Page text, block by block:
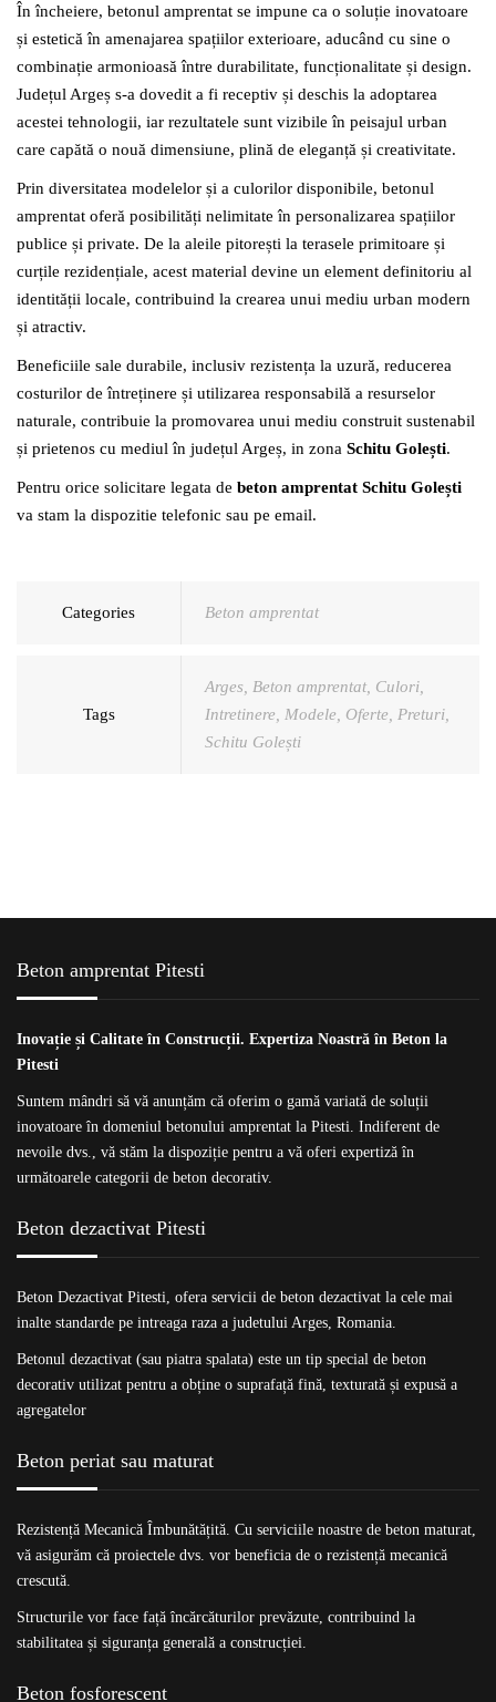
În încheiere, betonul amprentat se impune ca o soluție inovatoare
și estetică în amenajarea spațiilor exterioare, aducând cu sine o
combinație armonioasă între durabilitate, funcționalitate și design.
Județul Argeș s-a dovedit a fi receptiv și deschis la adoptarea
acestei tehnologii, iar rezultatele sunt vizibile în peisajul urban
care capătă o nouă dimensiune, plină de eleganță și creativitate.
Prin diversitatea modelelor și a culorilor disponibile, betonul
amprentat oferă posibilități nelimitate în personalizarea spațiilor
publice și private. De la aleile pitorești la terasele primitoare și
curțile rezidențiale, acest material devine un element definitoriu al
identității locale, contribuind la crearea unui mediu urban modern
și atractiv.
Beneficiile sale durabile, inclusiv rezistența la uzură, reducerea
costurilor de întreținere și utilizarea responsabilă a resurselor
naturale, contribuie la promovarea unui mediu construit sustenabil
și prietenos cu mediul în județul Argeș, in zona Schitu Golești.
Pentru orice solicitare legata de beton amprentat Schitu Golești
va stam la dispozitie telefonic sau pe email.
Categories Beton amprentat
Tags
Arges Beton amprentat Culori
Intretinere
Modele Oferte Preturi
Schitu Golești
Beton amprentat Pitesti
Inovație și Calitate în Construcții. Expertiza Noastră în Beton la
Pitesti
Suntem mândri să vă anunțăm că oferim o gamă variată de soluții
inovatoare în domeniul betonului amprentat la Pitesti . Indiferent de
nevoile dvs., vă stăm la dispoziție pentru a vă oferi expertiză în
următoarele categorii de beton decorativ.
Beton dezactivat Pitesti
Beton Dezactivat Pitesti , ofera servicii de beton dezactivat la cele mai
inalte standarde pe intreaga raza a judetului Arges, Romania.
Betonul dezactivat (sau piatra spalata) este un tip special de beton
decorativ utilizat pentru a obține o suprafață fină, texturată și expusă a
agregatelor
Beton periat sau maturat
Rezistență Mecanică Îmbunătățită. Cu serviciile noastre de beton maturat
vă asigurăm că proiectele dvs. vor beneficia de o rezistență mecanică
crescută.
Structurile vor face față încărcăturilor prevăzute, contribuind la
stabilitatea și siguranța generală a construcției.
Beton fosforescent